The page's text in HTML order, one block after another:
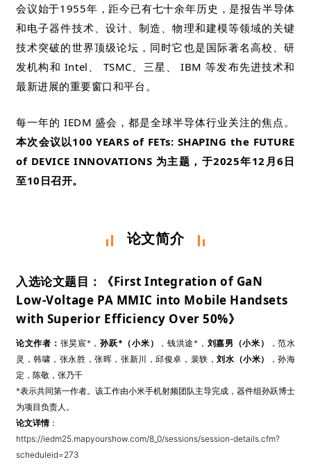
会议始于1955年，距今已有七十余年历史，是报告半导体
和电子器件技术、设计、制造、物理和建模等领域的关键
技术突破的世界顶级论坛，同时它也是国际著名高校、研
发机构和 Intel、 TSMC、三星、 IBM 等发布先进技术和
最新进展的重要窗口和平台。
每一年的 IEDM 盛会，都是全球半导体行业关注的焦点。
本次会议以100 YEARS of FETs: SHAPING the FUTURE
of DEVICE INNOVATIONS 为主题，于2025年12月6日
至10日召开。
论文简介
入选论文题目：《First Integration of GaN
Low-Voltage PA MMIC into Mobile Handsets
with Superior Efficiency Over 50%》
论文作者： 张昊宸*，孙跃*（小米） ，钱洪途*， 刘嘉男（小米）
，范水
灵，韩啸，张永胜，张晖，张新川，邱俊卓，裴轶，刘水（小米）
，孙海
定，陈敬，张乃千
*表示共同第一作者。该工作由小米手机射频团队主导完成，器件组孙跃博士
为项目负责人。
论文详情：
https://iedm25.mapyourshow.com/8_0/sessions/session-details.cfm?
scheduleid=273